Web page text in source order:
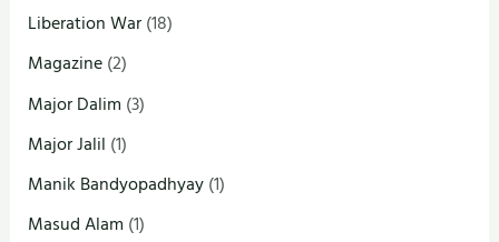
Liberation War(18)
Magazine(2)
Major Dalim (3)
Major Jalil (1)
Manik Bandyopadhyay(1)
Masud Alam (1)